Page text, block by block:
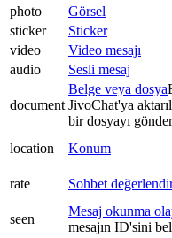
photo
Görsel
sticker
Sticker
video
Video mesajı
audio
Sesli mesaj
document
Belge veya dosya
JivoChat'ya
bir dosyayı
location Konum
rate
Sohbet
seen
Mesaj okunma
mesajın ID'sini